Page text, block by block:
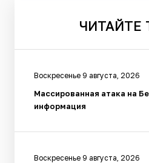
ЧИТАЙТЕ
Воскресенье 9 августа, 2026
Массированная атака на
информация
Воскресенье 9 августа, 2026